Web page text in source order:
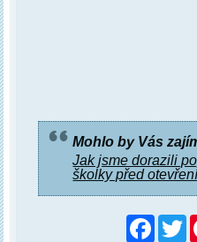
Mohlo by Vás
Jak jsme dorazili
školky před